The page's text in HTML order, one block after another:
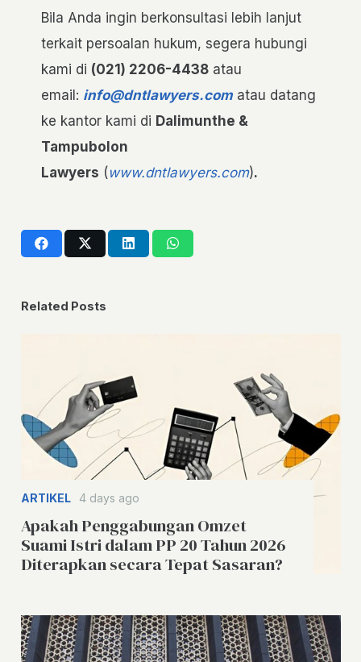
Bila Anda ingin berkonsultasi lebih lanjut
terkait persoalan hukum, segera hubungi
kami di (021) 2206-4438 atau
email: info@dntlawyers.com atau datang
ke kantor kami di Dalimunthe &
Tampubolon
Lawyers (www.dntlawyers.com).
Related Posts
ARTIKEL 4 days ago
Apakah Penggabungan Omzet
Suami Istri dalam PP 20 Tahun 2026
Diterapkan secara Tepat Sasaran?